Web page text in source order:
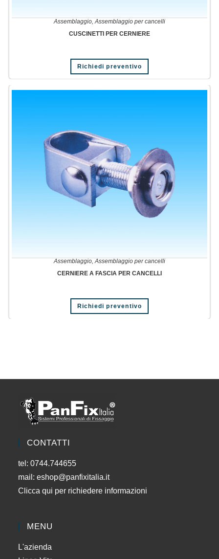
Assemblaggio Assemblaggio per cancelli
CUSCINETTI PER CERNIERE
Richiedi preventivo
Assemblaggio,Assemblaggio per cancelli
CERNIERE A FASCIA PER CANCELLI
Richiedi preventivo
CONTATTI
tel: 0744.744655
mail:eshop@panfixitalia.it
Clicca qui per richiedere informazioni
MENU
L'azienda